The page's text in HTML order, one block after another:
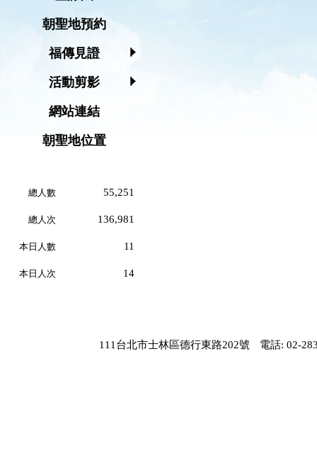
朝聖地預約
福傳見證
活動剪影
網站連結
朝聖地位置
總人數 55,251
總人次 136,981
本日人數 11
本日人次 14
111台北市士林區德行東路202號 電話: 02-